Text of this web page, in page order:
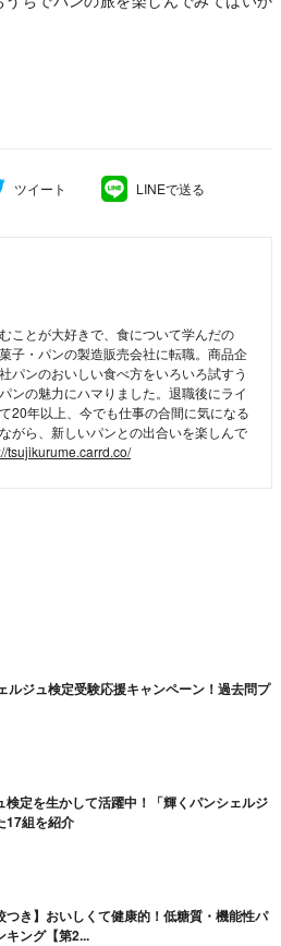
ツイート LINEで送る
ことが大好きで、食について学んだの
子・パンの製造販売会社に転職。商品企
パンのおいしい食べ方をいろいろ試すう
ンの魅力にハマりました。退職後にライ
20年以上、今でも仕事の合間に気になる
がら、新しいパンとの出合いを楽しんで
tsujikurume.carrd.co/
ルジュ検定受験応援キャンペーン！過去問プ
検定を生かして活躍中！「輝くパンシェルジ
17組を紹介
つき】おいしくて健康的！低糖質・機能性パ
キング【第2...